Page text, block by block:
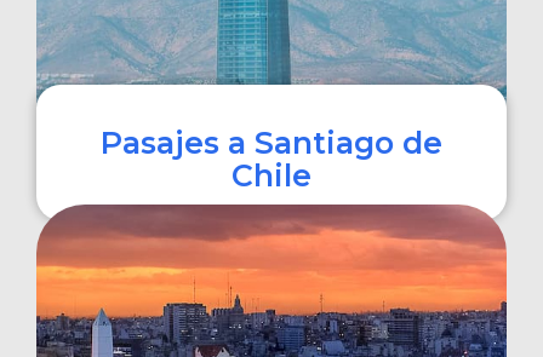
Pasajes a Santiago de
Chile